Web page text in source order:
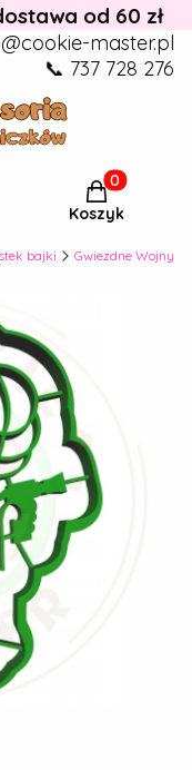
od 60 zł
master.pl
📞 737 728 276
Produkty w
Koszyk
bajki Gwiezdne Wojny